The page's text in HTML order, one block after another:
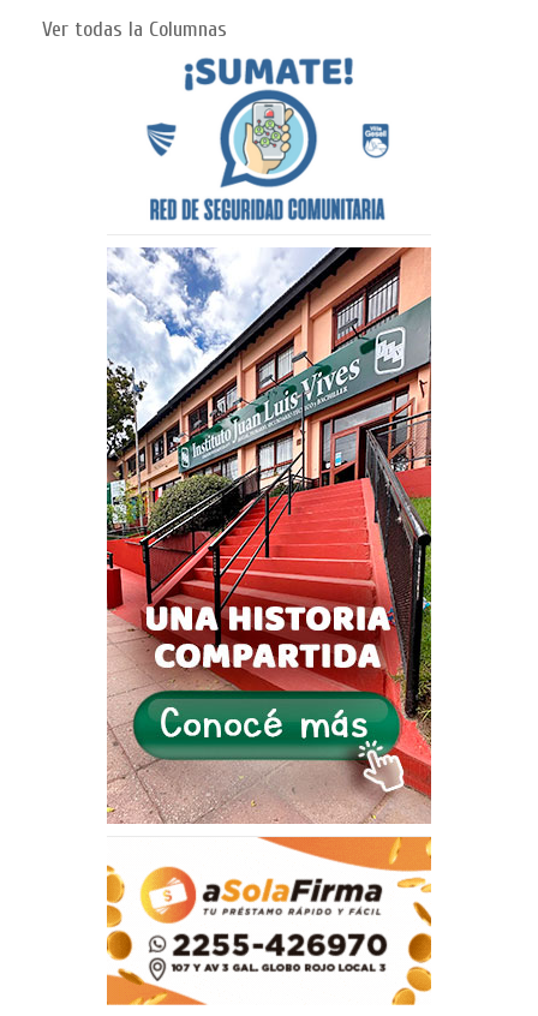
Ver todas la Columnas